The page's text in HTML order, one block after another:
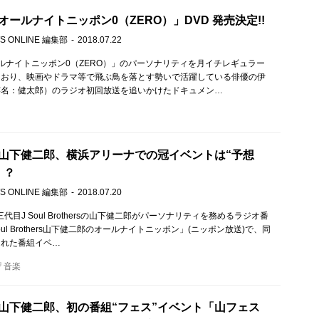
ールナイトニッポン0（ZERO）」DVD 発売決定!!
ONLINE 編集部 2018.07.22
ナイトニッポン0（ZERO）」のパーソナリティを月イチレギュラー
り、映画やドラマ等で飛ぶ鳥を落とす勢いで活躍している俳優の伊
：健太郎）のラジオ初回放送を追いかけたドキュメン…
下健二郎、横浜アリーナでの冠イベントは“予想
ONLINE 編集部 2018.07.20
代目J Soul Brothersの山下健二郎がパーソナリティを務めるラジオ番
Brothers山下健二郎のオールナイトニッポン」(ニッポン放送)で、同
た番組イベ…
音楽
下健二郎、初の番組“フェス”イベント「山フェス